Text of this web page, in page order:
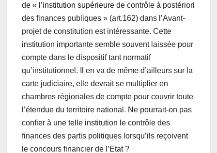
de « l’institution supérieure de contrôle à postériori
des finances publiques » (art.162) dans l’Avant-
projet de constitution est intéressante. Cette
institution importante semble souvent laissée pour
compte dans le dispositif tant normatif
qu’institutionnel. Il en va de même d’ailleurs sur la
carte judiciaire, elle devrait se multiplier en
chambres régionales de compte pour couvrir toute
l’étendue du territoire national. Ne pourrait-on pas
confier à une telle institution le contrôle des
finances des partis politiques lorsqu’ils reçoivent
le concours financier de l’Etat ?